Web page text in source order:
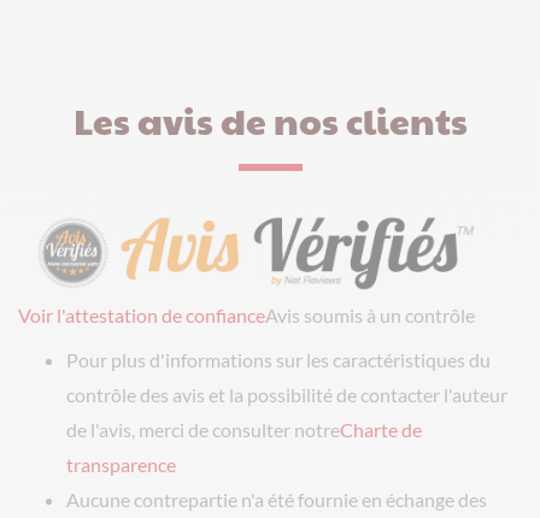
Les avis de nos clients
Voir l'attestation de confianceAvis soumis à un contrôle
Pour plus d'informations sur les caractéristiques du
contrôle des avis et la possibilité de contacter l'auteur
de l'avis, merci de consulter notreCharte de
transparence
Aucune contrepartie n'a été fournie en échange des